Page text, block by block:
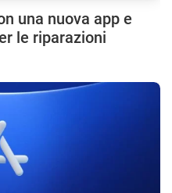
una nuova app e
le riparazioni